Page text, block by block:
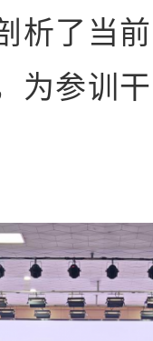
析了当
为参训